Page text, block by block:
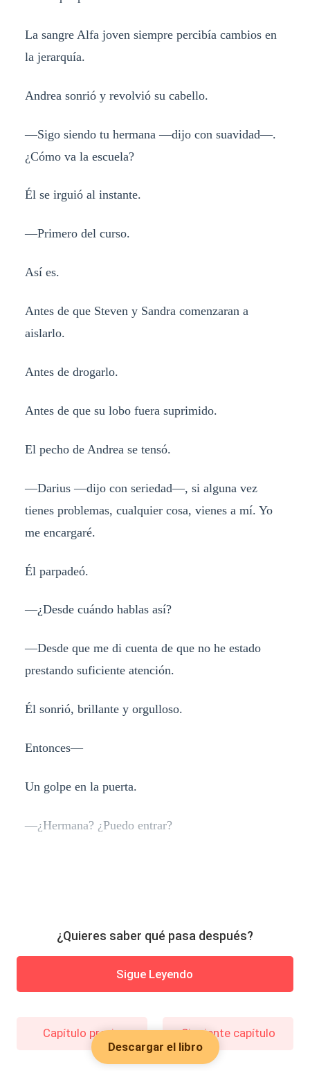
La sangre Alfa joven siempre percibía cambios en
la jerarquía.
Andrea sonrió y revolvió su cabello.
—Sigo siendo tu hermana —dijo con suavidad—.
¿Cómo va la escuela?
Él se irguió al instante.
—Primero del curso.
Así es.
Antes de que Steven y Sandra comenzaran a
aislarlo.
Antes de drogarlo.
Antes de que su lobo fuera suprimido.
El pecho de Andrea se tensó.
—Darius —dijo con seriedad—, si alguna vez
tienes problemas, cualquier cosa, vienes a mí. Yo
me encargaré.
Él parpadeó.
—¿Desde cuándo hablas así?
—Desde que me di cuenta de que no he estado
prestando suficiente atención.
Él sonrió, brillante y orgulloso.
Entonces—
Un golpe en la puerta.
—¿Hermana? ¿Puedo entrar?
¿Quieres saber qué pasa después?
Sigue Leyendo
Capítulo previo
Siguiente capítulo
Descargar el libro